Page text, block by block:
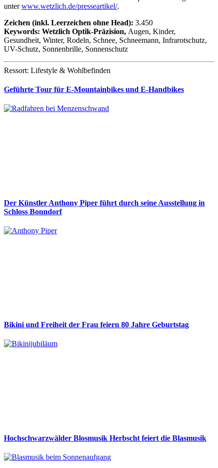
unterwww.wetzlich.de/presseartikel/.
Zeichen (inkl. Leerzeichen ohne Head): 3.450
Keywords: Wetzlich Optik-Präzision, Augen, Kinder,
Gesundheit, Winter, Rodeln, Schnee, Schneemann, Infrarotschutz,
UV-Schutz, Sonnenbrille, Sonnenschutz
Ressort: Lifestyle & Wohlbefinden
Geführte Tour für E-Mountainbikes und E-Handbikes
Der Künstler Anthony Piper führt durch seine Ausstellung in
Schloss Bonndorf
Bikini und Freiheit der Frau feiern 80 Jahre Geburtstag
Hochschwarzwälder Blosmusik Herbscht feiert die Blasmusik